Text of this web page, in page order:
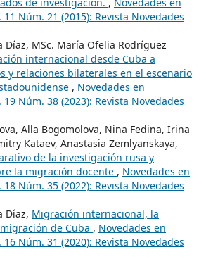
11 Núm. 21 (2015): Revista Novedades
Díaz, MSc. María Ofelia Rodríguez
internacional desde Cuba a
y relaciones bilaterales en el escenario
, Novedades en
19 Núm. 38 (2023): Revista Novedades
Alla Bogomolova, Nina Fedina, Irina
Kataev, Anastasia Zemlyanskaya,
de la investigación rusa y
la migración docente , Novedades en
18 Núm. 35 (2022): Revista Novedades
Díaz, Migración internacional, la
de Cuba , Novedades en
16 Núm. 31 (2020): Revista Novedades